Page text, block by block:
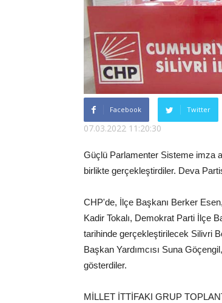
Facebook Twitter
07.03.2022 11:20:30
Güçlü Parlamenter Sisteme imza
birlikte gerçekleştirdiler. Deva
CHP'de, İlçe Başkanı Berker
Kadir Tokalı, Demokrat Parti İlçe
tarihinde gerçekleştirilecek Silivri
Başkan Yardımcısı Suna
gösterdiler.
MİLLET İTTİFAKI GRUP